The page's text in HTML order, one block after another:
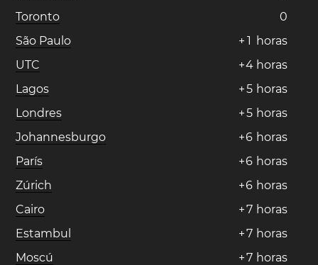
Toronto
0
São Paulo
+ 1 horas
UTC
+4 horas
Lagos
+5 horas
Londres
+5 horas
Johannesburgo
+6 horas
París
+6 horas
Zúrich
+6 horas
Cairo
+7 horas
Estambul
+7 horas
Moscú
+7 horas